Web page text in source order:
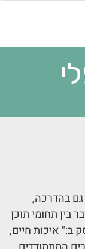
גם בהדרכה,
בין תחומי תוכן
ב:" איכות חיים,